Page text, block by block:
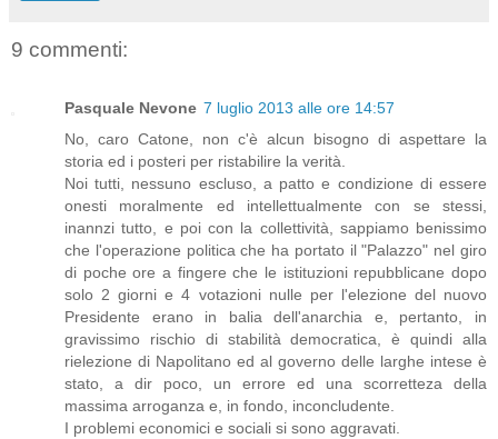
9 commenti:
Pasquale Nevone 7 luglio 2013 alle ore 14:57
No, caro Catone, non c'è alcun bisogno di aspettare la
storia ed i posteri per ristabilire la verità.
Noi tutti, nessuno escluso, a patto e condizione di essere
onesti moralmente ed intellettualmente con se stessi,
inannzi tutto, e poi con la collettività, sappiamo benissimo
che l'operazione politica che ha portato il "Palazzo" nel giro
di poche ore a fingere che le istituzioni repubblicane dopo
solo 2 giorni e 4 votazioni nulle per l'elezione del nuovo
Presidente erano in balia dell'anarchia e, pertanto, in
gravissimo rischio di stabilità democratica, è quindi alla
rielezione di Napolitano ed al governo delle larghe intese è
stato, a dir poco, un errore ed una scorretteza della
massima arroganza e, in fondo, inconcludente.
I problemi economici e sociali si sono aggravati.